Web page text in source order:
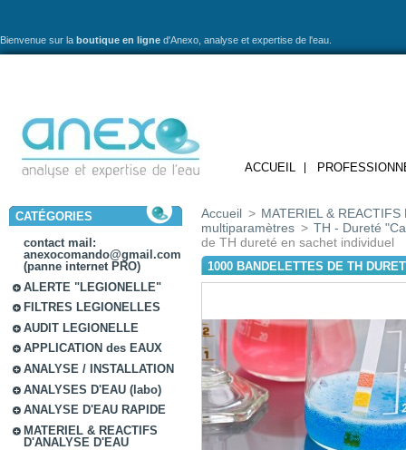
Bienvenue sur la boutique en ligne d'Anexo, analyse et expertise de l'eau.
ACCUEIL
CATÉGORIES
contact mail:
anexocomando@gmail.com
(panne internet PRO)
ALERTE "LEGIONELLE"
FILTRES LEGIONELLES
AUDIT LEGIONELLE
APPLICATION des EAUX
ANALYSE / INSTALLATION
ANALYSES D'EAU (labo)
ANALYSE D'EAU RAPIDE
MATERIEL & REACTIFS
D'ANALYSE D'EAU
Accueil > MATERIEL & REACTIFS
multiparamètres > TH - Dureté
de TH dureté en sachet individuel
1000 BANDELETTES DE TH